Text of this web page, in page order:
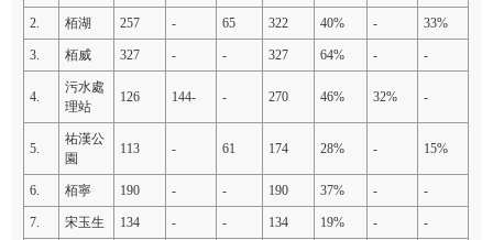
2. 栢湖 257 - 65 322 40% - 33%
3. 栢威 327 - - 327 64% - -
4.
污水處
理站
126 144- - 270 46% 32% -
5.
祐漢公
園
113 - 61 174 28% - 15%
6. 栢寧 190 - - 190 37% - -
7. 宋玉生 134 - - 134 19% - -